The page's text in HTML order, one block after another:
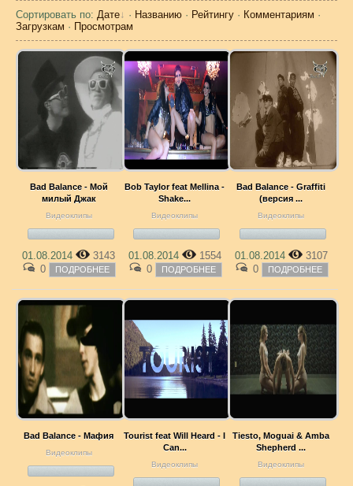
Сортировать по: Дате · Названию · Рейтингу · Комментариям ·
Загрузкам · Просмотрам
Bad Balance - Мой
милый Джак
Видеоклипы
01.08.2014
3143
0
ПОДРОБНЕЕ
Bob Taylor feat Mellina -
Shake...
Видеоклипы
01.08.2014
1554
0
ПОДРОБНЕЕ
Bad Balance - Graffiti
(версия ...
Видеоклипы
01.08.2014
3107
0
ПОДРОБНЕЕ
Bad Balance - Мафия
Видеоклипы
Tourist feat Will Heard - I
Can...
Видеоклипы
Tiesto, Moguai & Amba
Shepherd ...
Видеоклипы